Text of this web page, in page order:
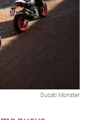
Ducati Monster